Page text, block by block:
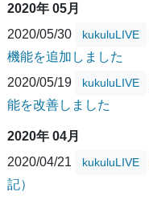
2020年 05月
2020/05/30
kukuluLIVE
機能を追加しました
2020/05/19
kukuluLIVE
能を改善しました
2020年 04月
2020/04/21
kukuluLIVE
記）